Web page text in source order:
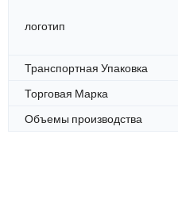
логотип
Транспортная Упаковка
Торговая Марка
Объемы производства